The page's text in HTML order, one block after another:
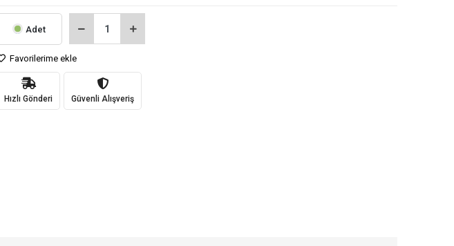
Adet
Favorilerime ekle
Hızlı Gönderi Güvenli Alışveriş